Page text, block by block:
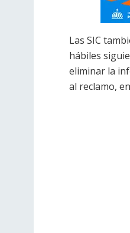
Las SIC
hábiles
eliminar la
al reclamo,